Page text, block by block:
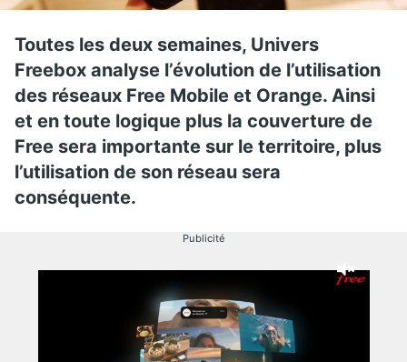
Toutes les deux semaines, Univers
Freebox analyse l’évolution de l’utilisation
des réseaux Free Mobile et Orange. Ainsi
et en toute logique plus la couverture de
Free sera importante sur le territoire, plus
l’utilisation de son réseau sera
conséquente.
Publicité